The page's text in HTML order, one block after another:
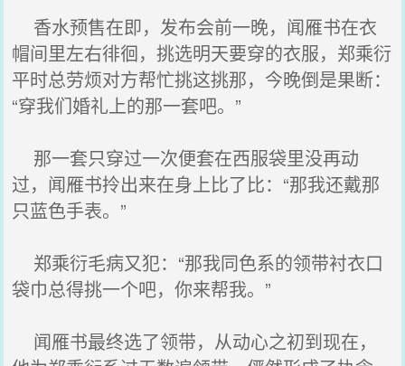
香水预售在即，发布会前一晚，闻雁书在衣
帽间里左右徘徊，挑选明天要穿的衣服，郑乘衍
平时总劳烦对方帮忙挑这挑那，今晚倒是果断：
“穿我们婚礼上的那一套吧。”
那一套只穿过一次便套在西服袋里没再动
过，闻雁书拎出来在身上比了比：“那我还戴那
只蓝色手表。”
郑乘衍毛病又犯：“那我同色系的领带衬衣口
袋巾总得挑一个吧，你来帮我。”
闻雁书最终选了领带，从动心之初到现在，